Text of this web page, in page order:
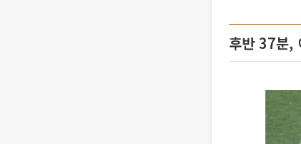
후반 37분,